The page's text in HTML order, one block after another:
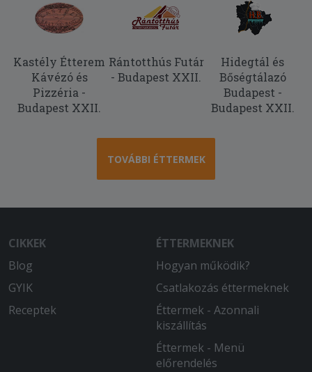
Hamar megkaptam a rendelésem és
nagyon finom is volt. Köszönöm
Kastély Étterem
Kávézó és
Pizzéria -
Budapest XXII.
Rántotthús Futár
- Budapest XXII.
Hidegtál és
Bőségtálazó
Budapest -
Budapest XXII.
TOVÁBBI ÉTTERMEK
CIKKEK
Blog
GYIK
Receptek
ÉTTERMEKNEK
Hogyan működik?
Csatlakozás éttermeknek
Éttermek - Azonnali
kiszállítás
Éttermek - Menü
előrendelés